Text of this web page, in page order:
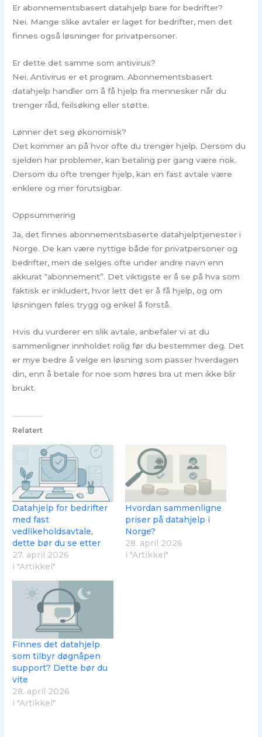
Er abonnementsbasert datahjelp bare for bedrifter?
Nei. Mange slike avtaler er laget for bedrifter, men det
finnes også løsninger for privatpersoner.
Er dette det samme som antivirus?
Nei. Antivirus er et program. Abonnementsbasert
datahjelp handler om å få hjelp fra mennesker når du
trenger råd, feilsøking eller støtte.
Lønner det seg økonomisk?
Det kommer an på hvor ofte du trenger hjelp. Dersom du
sjelden har problemer, kan betaling per gang være nok.
Dersom du ofte trenger hjelp, kan en fast avtale være
enklere og mer forutsigbar.
Oppsummering
Ja, det finnes abonnementsbaserte datahjelptjenester i
Norge. De kan være nyttige både for privatpersoner og
bedrifter, men de selges ofte under andre navn enn
akkurat “abonnement”. Det viktigste er å se på hva som
faktisk er inkludert, hvor lett det er å få hjelp, og om
løsningen føles trygg og enkel å forstå.
Hvis du vurderer en slik avtale, anbefaler vi at du
sammenligner innholdet rolig før du bestemmer deg. Det
er mye bedre å velge en løsning som passer hverdagen
din, enn å betale for noe som høres bra ut men ikke blir
brukt.
Relatert
Datahjelp for bedrifter
med fast
vedlikeholdsavtale,
dette bør du se etter
27. april 2026
i "Artikkel"
Hvordan sammenligne
priser på datahjelp i
Norge?
28. april 2026
i "Artikkel"
Finnes det datahjelp
som tilbyr døgnåpen
support? Dette bør du
vite
28. april 2026
i "Artikkel"